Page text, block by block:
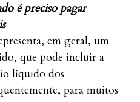
é preciso pagar
em geral, um
que pode incluir a
líquido dos
para muitos